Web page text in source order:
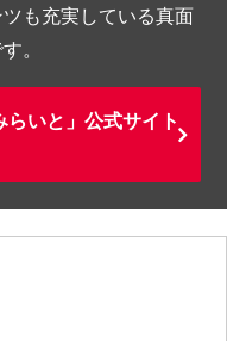
も充実している真面
。
いと」公式サイト